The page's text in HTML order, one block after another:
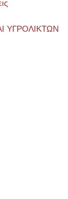
ΥΓΡΟΛΙΚΤΩΝ